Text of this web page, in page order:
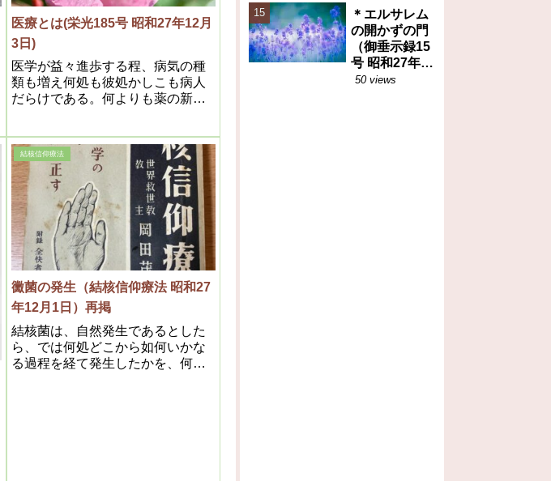
食毒作用である
医療とは(栄光185号 昭和27年12月
3日)
医学が益々進歩する程、病気の種
類も増え何処も彼処かしこも病人
だらけである。何よりも薬の新聞
人が多い訳である。従って真に薬
が効くものなら段段病人が減って
ゆき、遂には薬の広告主もなくな
り、お医者さんは飯が食えず、病
院は閉鎖する事にならなければな
らない。
結核信仰療法
黴菌の発生（結核信仰療法 昭和27
年12月1日）再掲
結核菌は、自然発生であるとした
ら、では何処どこから如何いかな
る過程を経て発生したかを、何人
＊エルサレム
の開かずの門
（御垂示録15
号 昭和27年11
月1日②）再
50 views